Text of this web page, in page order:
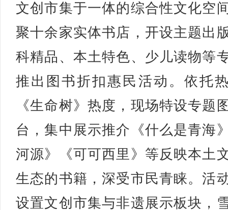
文创市集于一体的综合性文化空
聚十余家实体书店，开设主题出
科精品、本土特色、少儿读物等
推出图书折扣惠民活动。依托
《生命树》热度，现场特设专题
台，集中展示推介《什么是青海
河源》《可可西里》等反映本土
生态的书籍，深受市民青睐。活
设置文创市集与非遗展示板块，